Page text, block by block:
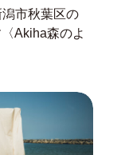
潟市秋葉区の
〈Akiha森のよ